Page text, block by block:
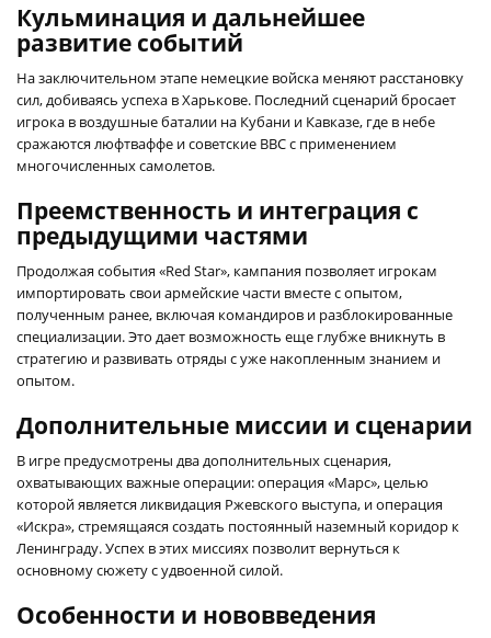
Кульминация и дальнейшее
развитие событий
На заключительном этапе немецкие войска меняют расстановку
сил, добиваясь успеха в Харькове. Последний сценарий бросает
игрока в воздушные баталии на Кубани и Кавказе, где в небе
сражаются люфтваффе и советские ВВС с применением
многочисленных самолетов.
Преемственность и интеграция с
предыдущими частями
Продолжая события «Red Star», кампания позволяет игрокам
импортировать свои армейские части вместе с опытом,
полученным ранее, включая командиров и разблокированные
специализации. Это дает возможность еще глубже вникнуть в
стратегию и развивать отряды с уже накопленным знанием и
опытом.
Дополнительные миссии и сценарии
В игре предусмотрены два дополнительных сценария,
охватывающих важные операции: операция «Марс», целью
которой является ликвидация Ржевского выступа, и операция
«Искра», стремящаяся создать постоянный наземный коридор к
Ленинграду. Успех в этих миссиях позволит вернуться к
основному сюжету с удвоенной силой.
Особенности и нововведения